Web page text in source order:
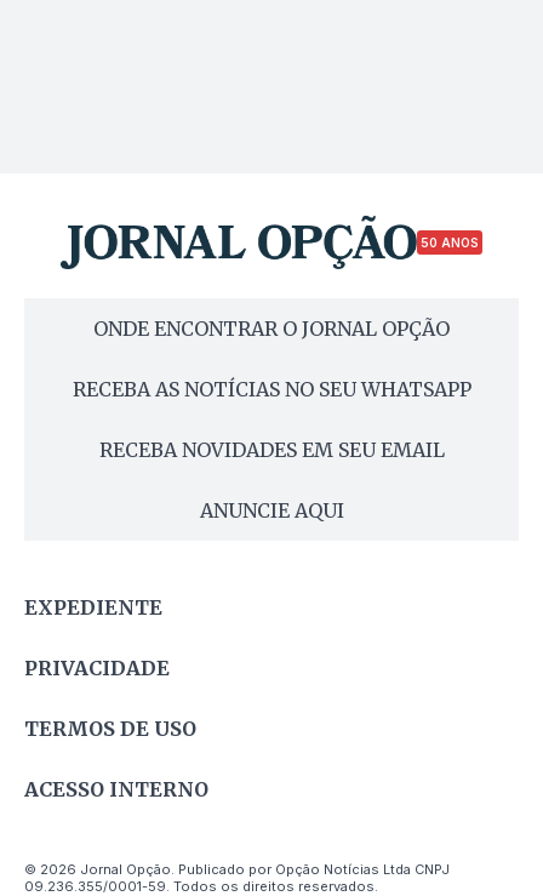
50 ANOS
ONDE ENCONTRAR O JORNAL OPÇÃO
RECEBA AS NOTÍCIAS NO SEU WHATSAPP
RECEBA NOVIDADES EM SEU EMAIL
ANUNCIE AQUI
EXPEDIENTE
PRIVACIDADE
TERMOS DE USO
ACESSO INTERNO
© 2026 Jornal Opção. Publicado por Opção Notícias Ltda CNPJ
09.236.355/0001-59. Todos os direitos reservados.